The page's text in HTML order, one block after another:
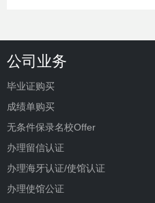
公司业务
毕业证购买
成绩单购买
无条件保录名校Offer
办理留信认证
办理海牙认证/使馆认证
办理使馆公证